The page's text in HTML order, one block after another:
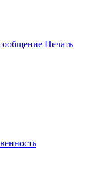
Печать